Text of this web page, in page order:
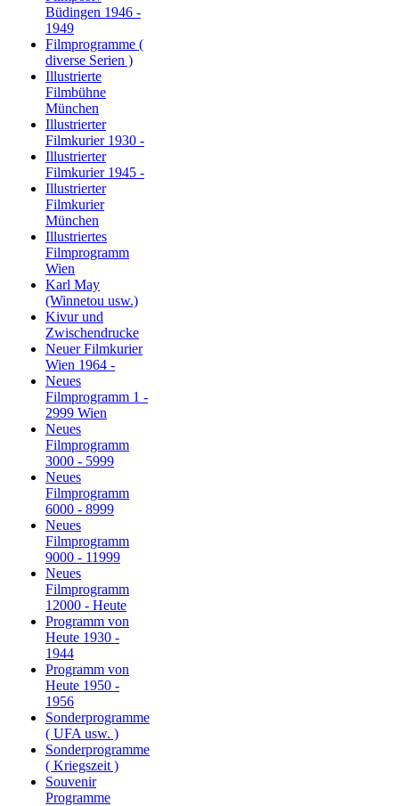
Büdingen 1946 -
1949
Filmprogramme (
diverse Serien )
Illustrierte
Filmbühne
München
Illustrierter
Filmkurier 1930 -
Illustrierter
Filmkurier 1945 -
Illustrierter
Filmkurier
München
Illustriertes
Filmprogramm
Wien
Karl May
(Winnetou usw.)
Kivur und
Zwischendrucke
Neuer Filmkurier
Wien 1964 -
Neues
Filmprogramm 1 -
2999 Wien
Neues
Filmprogramm
3000 - 5999
Neues
Filmprogramm
6000 - 8999
Neues
Filmprogramm
9000 - 11999
Neues
Filmprogramm
12000 - Heute
Programm von
Heute 1930 -
1944
Programm von
Heute 1950 -
1956
Sonderprogramme
( UFA usw. )
Sonderprogramme
( Kriegszeit )
Souvenir
Programme